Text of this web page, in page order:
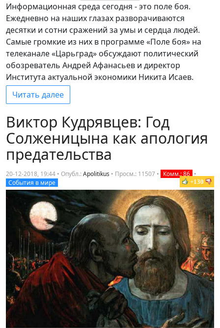
Информационная среда сегодня - это поле боя.
Ежедневно на наших глазах разворачиваются
десятки и сотни сражений за умы и сердца людей.
Самые громкие из них в программе «Поле боя» на
телеканале «Царьград» обсуждают политический
обозреватель Андрей Афанасьев и директор
Института актуальной экономики Никита Исаев.
Читать далее
Виктор Кудрявцев: Год
Солженицына как апология
предательства
20-12-2018, 19:44 • Опубл.:Apolitikus • Просм.: 11507 • Комм.: 86 •
События в мире
+130